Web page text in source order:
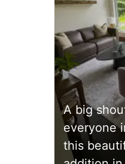
A big
everyone
this